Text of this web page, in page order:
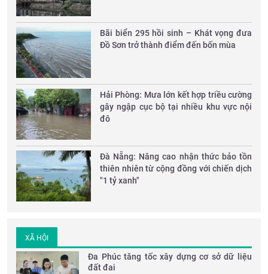
Bãi biển 295 hồi sinh – Khát vọng đưa
Đồ Sơn trở thành điểm đến bốn mùa
Hải Phòng: Mưa lớn kết hợp triều cường
gây ngập cục bộ tại nhiều khu vực nội
đô
Đà Nẵng: Nâng cao nhận thức bảo tồn
thiên nhiên từ cộng đồng với chiến dịch
"1 tỷ xanh"
XÃ HỘI
Đa Phúc tăng tốc xây dựng cơ sở dữ liệu
đất đai